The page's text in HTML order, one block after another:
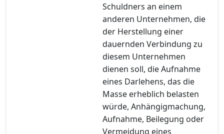
Schuldners an einem
anderen Unternehmen, die
der Herstellung einer
dauernden Verbindung zu
diesem Unternehmen
dienen soll, die Aufnahme
eines Darlehens, das die
Masse erheblich belasten
würde, Anhängigmachung,
Aufnahme, Beilegung oder
Vermeidung eines